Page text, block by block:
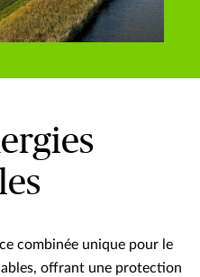
combinée unique pour le
offrant une protection